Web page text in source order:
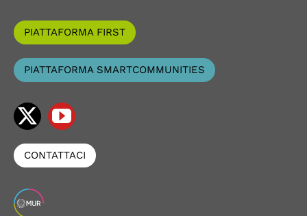
PIATTAFORMA FIRST
PIATTAFORMA SMARTCOMMUNITIES
CONTATTACI